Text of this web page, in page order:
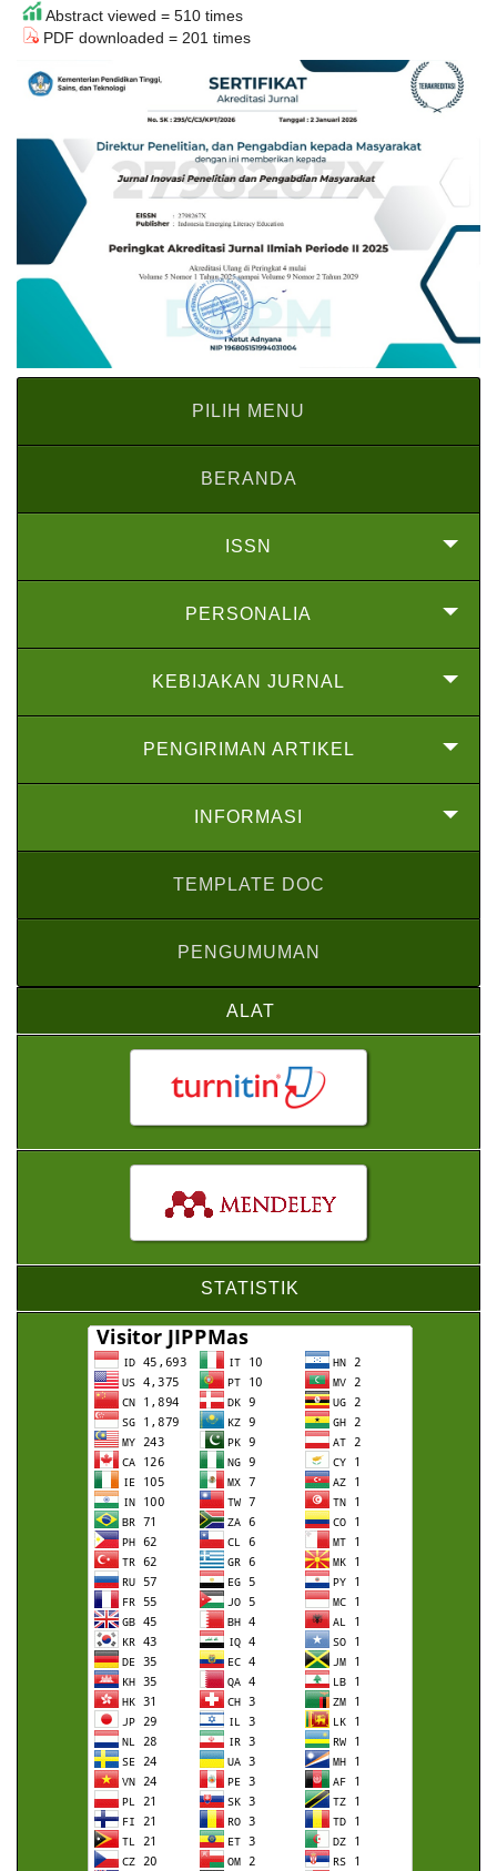
Abstract viewed = 510 times
PDF downloaded = 201 times
PILIH MENU
BERANDA
ISSN
PERSONALIA
KEBIJAKAN JURNAL
PENGIRIMAN ARTIKEL
INFORMASI
TEMPLATE DOC
PENGUMUMAN
ALAT
STATISTIK